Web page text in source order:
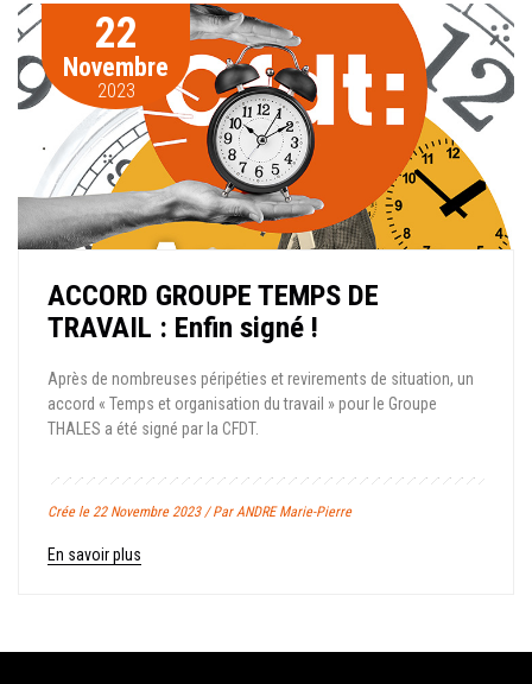
22
Novembre
2023
ACCORD GROUPE TEMPS DE
TRAVAIL : Enfin signé !
Après de nombreuses péripéties et revirements de situation, un
accord « Temps et organisation du travail » pour le Groupe
THALES a été signé par la CFDT.
Crée le 22 Novembre 2023 / Par ANDRE Marie-Pierre
En savoir plus